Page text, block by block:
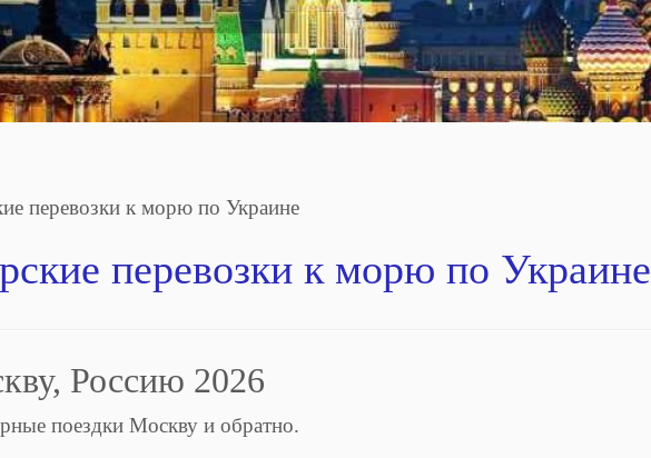
перевозки к морю по Украине
перевозки к морю по Украине
Россию 2026
поездки Москву и обратно.